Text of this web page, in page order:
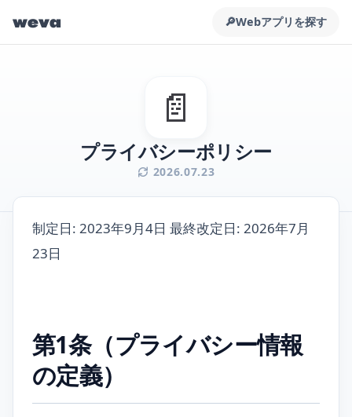
weva 🔎Webアプリを探す
📄
プライバシーポリシー
2026.07.23
制定日: 2023年9月4日 最終改定日: 2026年7月
23日
第1条（プライバシー情報
の定義）